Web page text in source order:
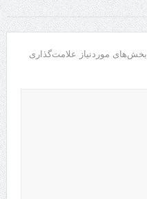
بخش‌های موردنیاز علامت‌گذاری